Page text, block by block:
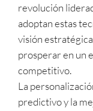
revolución
adoptan estas
visión
prosperar en un
competitivo.
La
predictivo y la